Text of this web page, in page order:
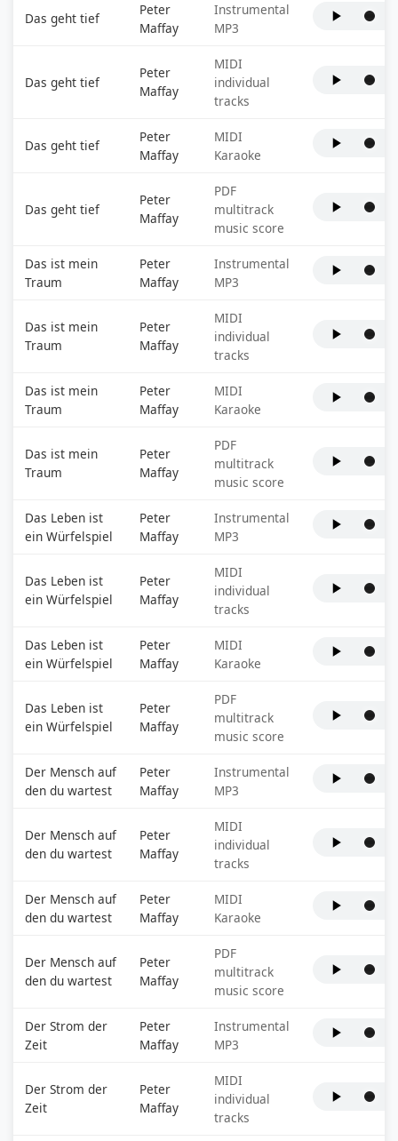
Das geht tief
Peter
Maffay
Instrumental
MP3
Das geht tief
Peter
Maffay
MIDI
individual
tracks
Das geht tief
Peter
Maffay
MIDI
Karaoke
Das geht tief
Peter
Maffay
PDF
multitrack
music score
Das ist mein
Traum
Peter
Maffay
Instrumental
MP3
Das ist mein
Traum
Peter
Maffay
MIDI
individual
tracks
Das ist mein
Traum
Peter
Maffay
MIDI
Karaoke
Das ist mein
Traum
Peter
Maffay
PDF
multitrack
music score
Das Leben ist
ein Würfelspiel
Peter
Maffay
Instrumental
MP3
Das Leben ist
ein Würfelspiel
Peter
Maffay
MIDI
individual
tracks
Das Leben ist
ein Würfelspiel
Peter
Maffay
MIDI
Karaoke
Das Leben ist
ein Würfelspiel
Peter
Maffay
PDF
multitrack
music score
Der Mensch auf
den du wartest
Peter
Maffay
Instrumental
MP3
Der Mensch auf
den du wartest
Peter
Maffay
MIDI
individual
tracks
Der Mensch auf
den du wartest
Peter
Maffay
MIDI
Karaoke
Der Mensch auf
den du wartest
Peter
Maffay
PDF
multitrack
music score
Der Strom der
Zeit
Peter
Maffay
Instrumental
MP3
Der Strom der
Zeit
Peter
Maffay
MIDI
individual
tracks